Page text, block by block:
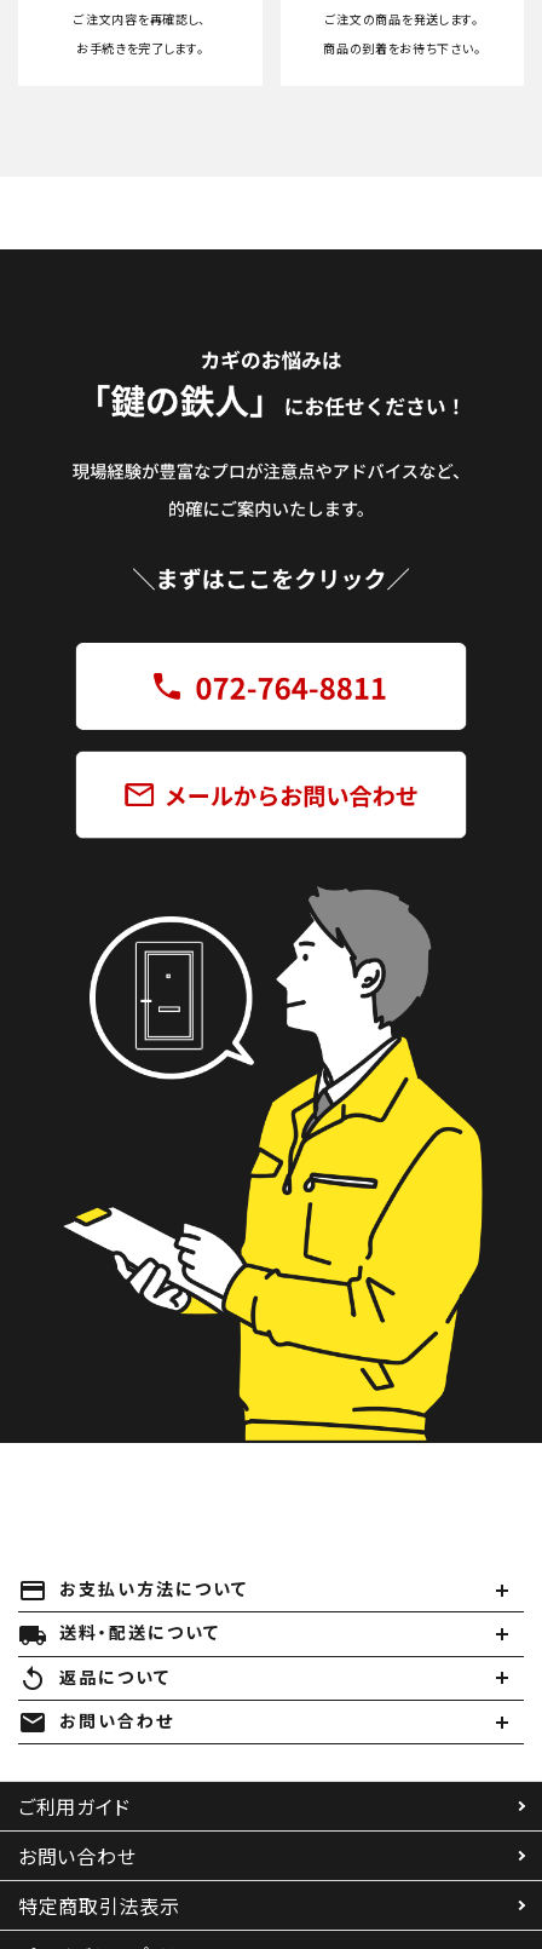
ご注文内容を再確認し、
お手続きを完了します。
ご注文の商品を発送します。
商品の到着をお待ち下さい。
payment お支払い方法について
local_shipping 送料・配送について
replay 返品について
mail お問い合わせ
ご利用ガイド
お問い合わせ
特定商取引法表示